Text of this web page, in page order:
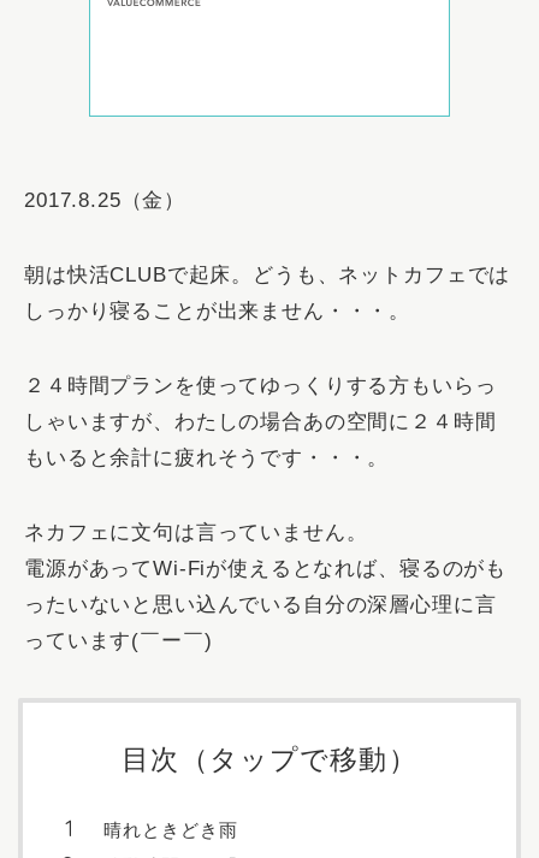
2017.8.25（金）
朝は快活CLUBで起床。どうも、ネットカフェでは
しっかり寝ることが出来ません・・・。
２４時間プランを使ってゆっくりする方もいらっ
しゃいますが、わたしの場合あの空間に２４時間
もいると余計に疲れそうです・・・。
ネカフェに文句は言っていません。
電源があってWi-Fiが使えるとなれば、寝るのがも
ったいないと思い込んでいる自分の深層心理に言
っています(￣ー￣)
目次（タップで移動）
晴れときどき雨